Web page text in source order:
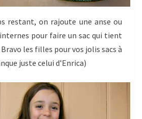
restant, on rajoute une anse ou
pour faire un sac qui tient
les filles pour vos jolis sacs à
juste celui d’Enrica)